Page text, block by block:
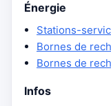
Énergie
Stations-
Bornes de
Bornes de
Infos